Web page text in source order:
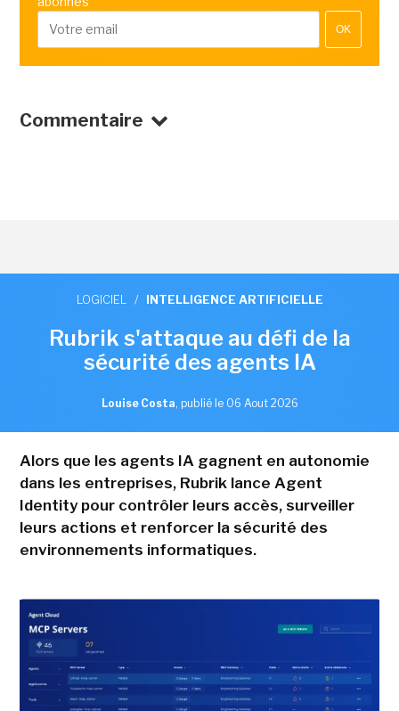
OK
Commentaire
LOGICIEL / INTELLIGENCE ARTIFICIELLE
Rubrik s'attaque au défi de la
sécurité des agents IA
Louise Costa, publié le 06 Aout 2026
Alors que les agents IA gagnent en autonomie
dans les entreprises, Rubrik lance Agent
Identity pour contrôler leurs accès, surveiller
leurs actions et renforcer la sécurité des
environnements informatiques.